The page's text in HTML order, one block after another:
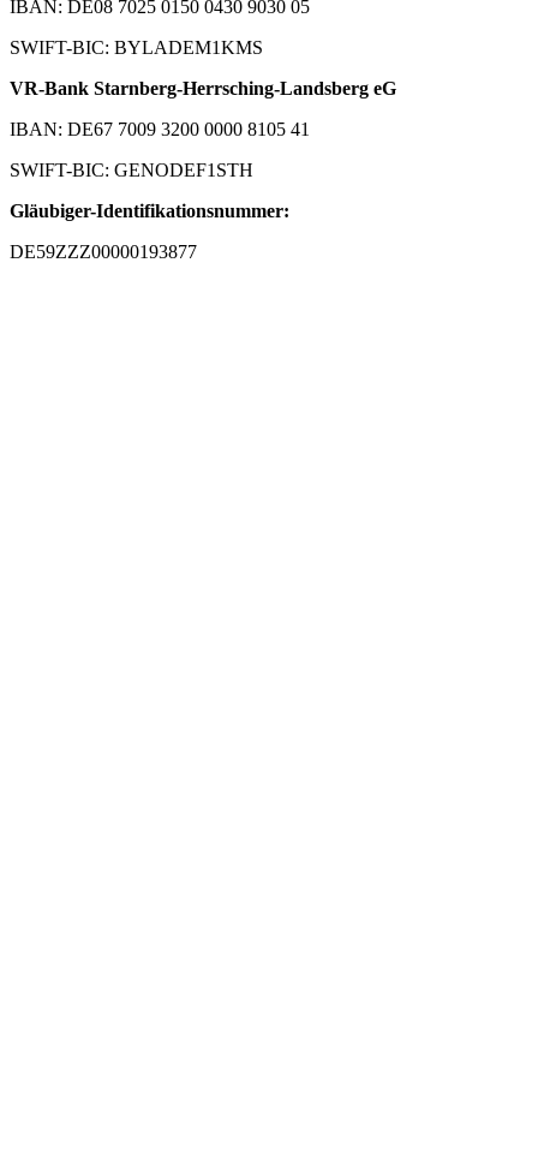
IBAN: DE08 7025 0150 0430 9030 05
SWIFT-BIC: BYLADEM1KMS
VR-Bank Starnberg-Herrsching-Landsberg eG
IBAN: DE67 7009 3200 0000 8105 41
SWIFT-BIC: GENODEF1STH
Gläubiger-Identifikationsnummer:
DE59ZZZ00000193877